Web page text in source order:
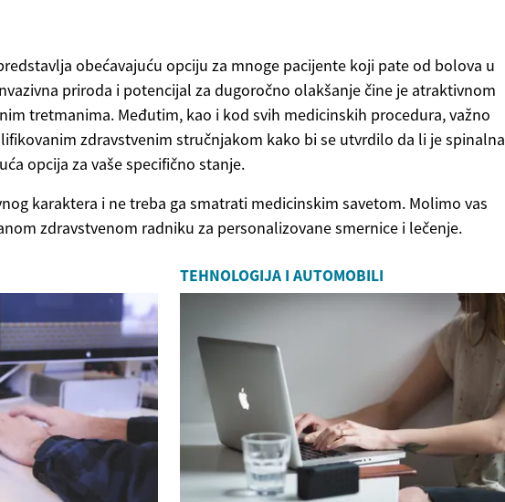
obećavajuću opciju za mnoge pacijente koji pate od bolova u
priroda i potencijal za dugoročno olakšanje čine je atraktivnom
tretmanima. Međutim, kao i kod svih medicinskih procedura, važno
zdravstvenim stručnjakom kako bi se utvrdilo da li je spinalna
opcija za vaše specifično stanje.
karaktera i ne treba ga smatrati medicinskim savetom. Molimo vas
zdravstvenom radniku za personalizovane smernice i lečenje.
TEHNOLOGIJA I AUTOMOBILI